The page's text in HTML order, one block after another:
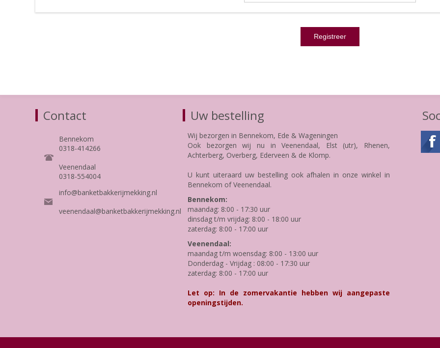
Contact
Bennekom
0318-414266
Veenendaal
0318-554004
info@banketbakkerijmekking.nl
veenendaal@banketbakkerijmekking.nl
Uw bestelling
Wij bezorgen in Bennekom, Ede & Wageningen
Ook bezorgen wij nu in Veenendaal, Elst (utr), Rhenen,
Achterberg, Overberg, Ederveen & de Klomp.
U kunt uiteraard uw bestelling ook afhalen in onze winkel in
Bennekom of Veenendaal.
Bennekom:
maandag: 8:00 - 17:30 uur
dinsdag t/m vrijdag: 8:00 - 18:00 uur
zaterdag: 8:00 - 17:00 uur
Veenendaal:
maandag t/m woensdag: 8:00 - 13:00 uur
Donderdag - Vrijdag : 08:00 - 17:30 uur
zaterdag: 8:00 - 17:00 uur
Let op: In de zomervakantie hebben wij aangepaste
openingstijden.